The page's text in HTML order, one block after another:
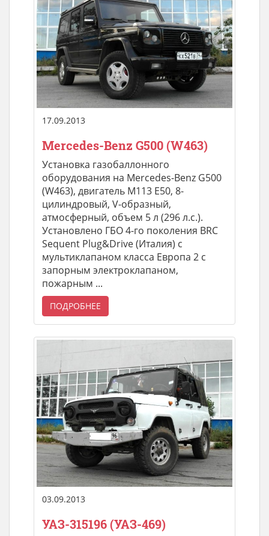
17.09.2013
Mercedes-Benz G500 (W463)
Установка газобаллонного
оборудования на Mercedes-Benz G500
(W463), двигатель M113 E50, 8-
цилиндровый, V-образный,
атмосферный, объем 5 л (296 л.с.).
Установлено ГБО 4-го поколения BRC
Sequent Plug&Drive (Италия) с
мультиклапаном класса Европа 2 с
запорным электроклапаном,
пожарным ...
ПОДРОБНЕЕ
03.09.2013
УАЗ-315196 (УАЗ-469)